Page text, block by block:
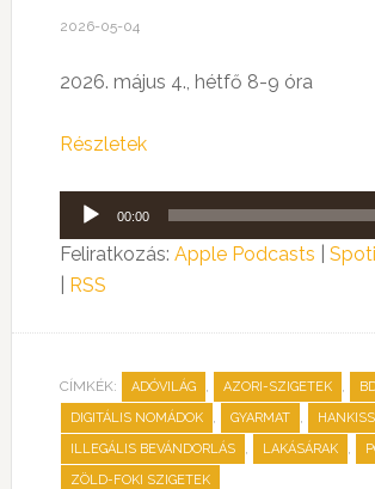
2026-05-04
2026. május 4., hétfő 8-9 óra
Részletek
Audió
lejátszó
00:00
Feliratkozás: Apple Podcasts
RSS
CÍMKÉK: ADÓVILÁG , AZORI-SZIGETEK ,
DIGITÁLIS NOMÁDOK , GYARMAT ,
ILLEGÁLIS BEVÁNDORLÁS , LAKÁSÁRAK ,
ZÖLD-FOKI SZIGETEK